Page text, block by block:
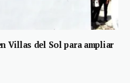
Villas del Sol para ampliar